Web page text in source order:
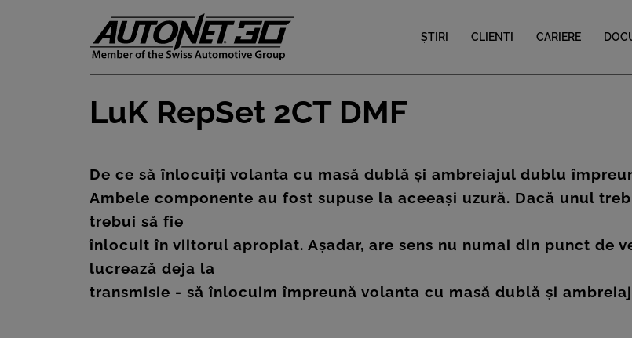
CARIERE
DOCUMENTE
ȘTIRI CLIENTI CARIERE
LuK RepSet 2CT DMF
De ce să înlocuiți volanta cu masă dublă și ambreiajul dublu
Ambele componente au fost supuse la aceeași uzură. Dacă unul
trebui să fie
înlocuit în viitorul apropiat. Așadar, are sens nu numai din punct de
lucrează deja la
transmisie - să înlocuim împreună volanta cu masă dublă și